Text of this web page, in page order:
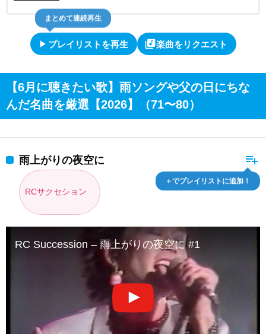
play_arrow プレイリストを再生
まとめて連続再生
library_music楽曲をリクエスト
【6月に聴きたい歌】雨ソングや父の日にちな
んだ名曲を厳選【2026】（71〜80）
playlist_add
＋でプレイリストに追加！
雨上がりの夜空に
RCサクセション
RC Succession – 雨上がりの夜空に #1